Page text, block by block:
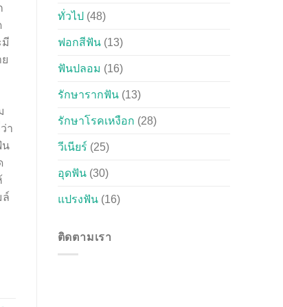
มี
า
น
ล์
ทั่วไป (48)
ฟอกสีฟัน(13)
ฟันปลอม (16)
รักษารากฟัน(13)
รักษาโรคเหงือก (28)
วีเนียร์ (25)
อุดฟัน(30)
แปรงฟัน(16)
ติดตามเรา